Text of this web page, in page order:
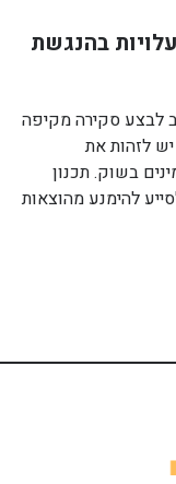
בהנגשת
לבצע סקירה מקיפה
לזהות את
בשוק. תכנון
להימנע מהוצאות